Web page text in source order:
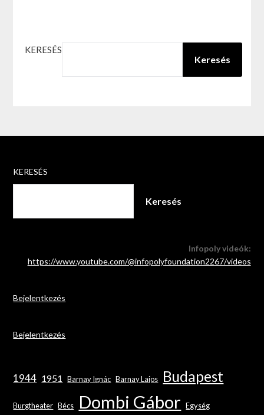
KERESÉS
Keresés
KERESÉS
Keresés
Infopoly videók:
https://www.youtube.com/@infopolyfoundation2267/videos
Bejelentkezés
Bejelentkezés
1944 1951 Barnay Ignác Barnay Lajos Budapest
Burgtheater Bécs Dombi Gábor Egység